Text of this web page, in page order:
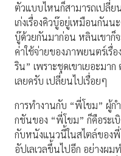
ตัวแบบไหนก็สามารถเปลี่
เก่งเรื่องคิวบู๊อยู่เหมือนกันน
บู๊ด้วยกันมาก่อน หลินเขาก็จ
ค่าใช้จ่ายของภาพยนตร์เรื่
ริน” เพราะชุดเขาเยอะมา
เลยครับ เปลี่ยนไปเรื่อยๆ
การทำงานกับ “พี่โขม” ผู้ก
กชันของ “พี่โขม” ก็คือระเ
กับหนังแนวนี้ในสไตล์ของพี่
อัปเลเวลขึ้นไปอีก อย่างผม